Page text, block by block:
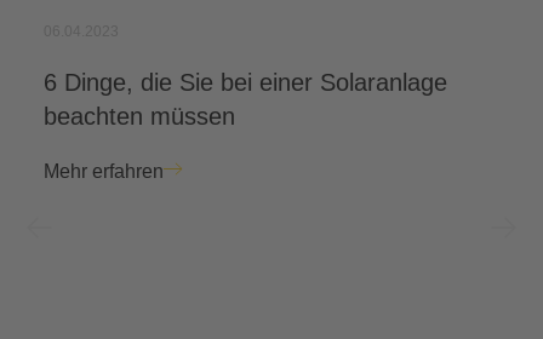
6 Dinge, die Sie bei einer Solaranlage
beachten müssen
Mehr erfahren